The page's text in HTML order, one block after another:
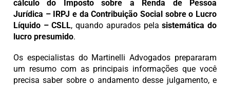
cálculo do Imposto sobre a Renda de Pessoa
Jurídica – IRPJ e da Contribuição Social sobre o Lucro
Líquido – CSLL, quando apurados pelasistemática do
lucro presumido.
Os especialistas do Martinelli Advogados prepararam
um resumo com as principais informações que você
precisa saber sobre o andamento desse julgamento, e